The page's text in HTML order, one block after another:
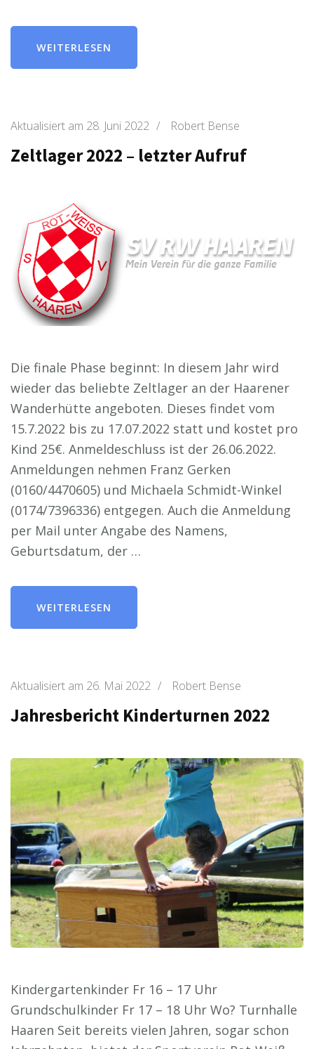
WEITERLESEN
Aktualisiert am 28. Juni 2022 / Robert Bense
Zeltlager 2022 – letzter Aufruf
Die finale Phase beginnt: In diesem Jahr wird
wieder das beliebte Zeltlager an der Haarener
Wanderhütte angeboten. Dieses findet vom
15.7.2022 bis zu 17.07.2022 statt und kostet pro
Kind 25€. Anmeldeschluss ist der 26.06.2022.
Anmeldungen nehmen Franz Gerken
(0160/4470605) und Michaela Schmidt-Winkel
(0174/7396336) entgegen. Auch die Anmeldung
per Mail unter Angabe des Namens,
Geburtsdatum, der …
WEITERLESEN
Aktualisiert am 26. Mai 2022 / Robert Bense
Jahresbericht Kinderturnen 2022
Kindergartenkinder Fr 16 – 17 Uhr
Grundschulkinder Fr 17 – 18 Uhr Wo? Turnhalle
Haaren Seit bereits vielen Jahren, sogar schon